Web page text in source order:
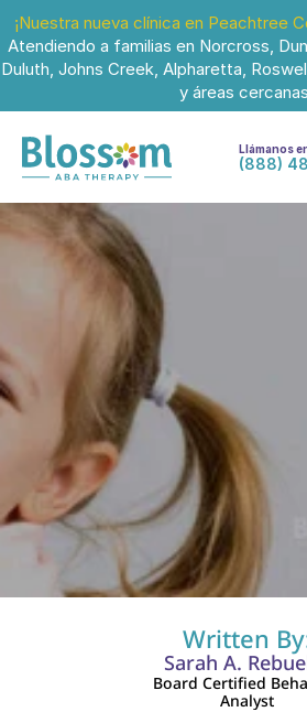
¡Nuestra nueva clínica en Peachtree
Atendiendo a familias en Norcross,
Duluth, Johns Creek, Alpharetta,
y áreas
Llámanos
(888)
11 nov 2025
Written
Sarah A.
Board Certified
Analyst